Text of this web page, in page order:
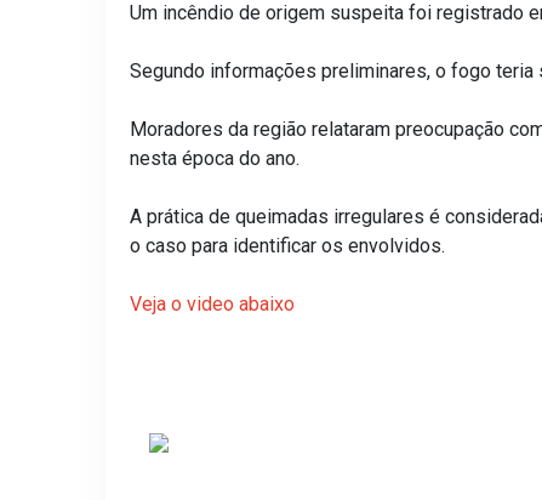
Um incêndio de origem suspeita foi registrado
Segundo informações preliminares, o fogo
Moradores da região relataram preocupação
nesta época do ano.
A prática de queimadas irregulares é
o caso para identificar os envolvidos.
Veja o video abaixo